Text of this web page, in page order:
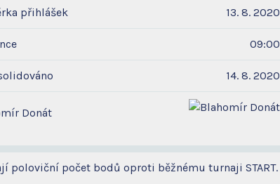
přihlášek 13. 8. 2020
09:00
14. 8. 2020
Donát
poloviční počet bodů oproti běžnému turnaji START.